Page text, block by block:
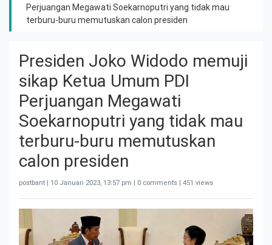
Perjuangan Megawati Soekarnoputri yang tidak mau
terburu-buru memutuskan calon presiden
Presiden Joko Widodo memuji
sikap Ketua Umum PDI
Perjuangan Megawati
Soekarnoputri yang tidak mau
terburu-buru memutuskan
calon presiden
postbant | 10 Januari 2023, 13:57 pm | 0 comments | 451 views